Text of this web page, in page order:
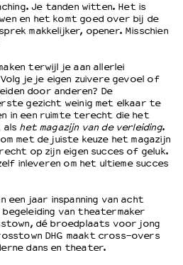
Je tanden witten. Het is
en het komt goed over bij de
makkelijker, opener. Misschien
terwijl je aan allerlei
je je eigen zuivere gevoel of
door anderen? De
gezicht weinig met elkaar te
in een ruimte terecht die het
als het magazijn van de verleiding.
met de juiste keuze het magazijn
op zijn eigen succes of geluk.
inleveren om het ultieme succes
jaar inspanning van acht
van theatermaker
dé broedplaats voor jong
DHG maakt cross-overs
dans en theater.